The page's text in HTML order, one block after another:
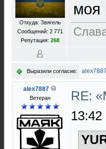
Откуда: Звягель
Сообщений: 2 771
Репутация: 268
моя
Выразили согласие: alex7887
alex7887
Ветеран
RE:
13:42